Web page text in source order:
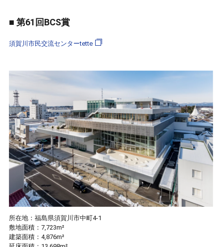
■ 第61回BCS賞
須賀川市民交流センターtette
所在地：福島県須賀川市中町4-1
敷地面積：7,723m²
建築面積：4,876m²